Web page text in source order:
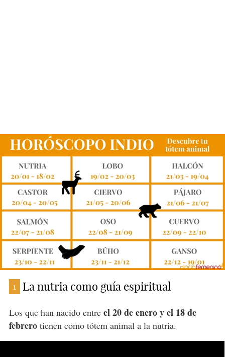
1 La nutria como guía espiritual
Los que han nacido entre el 20 de enero y el 18 de
febrerotienen como tótem animal a la nutria.